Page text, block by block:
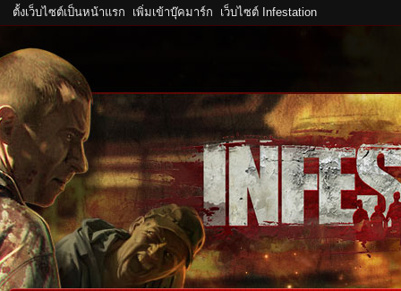
ตั้งเว็บไซต์เป็นหน้าแรก เพิ่มเข้าบุ๊คมาร์ก เว็บไซต์ Infestation